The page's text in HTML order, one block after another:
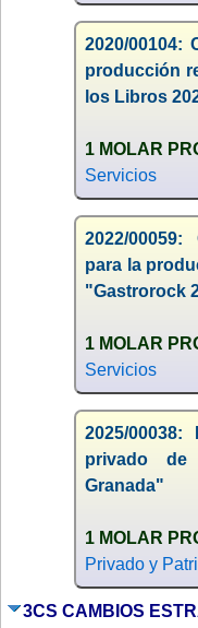
2020/00104:
producción
los Libros
1 MOLAR
Servicios
2022/
para la
"Gastrorock
1 MOLAR
Servicios
2025/
privado de
Granada"
1 MOLAR
Privado y
3CS CAMBIOS